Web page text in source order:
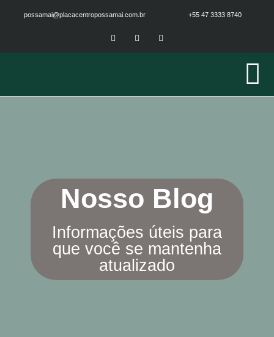
possamai@placacentropossamai.com.br +55 47 3333 8740
Nosso Blog
Informações úteis para
que você se mantenha
atualizado